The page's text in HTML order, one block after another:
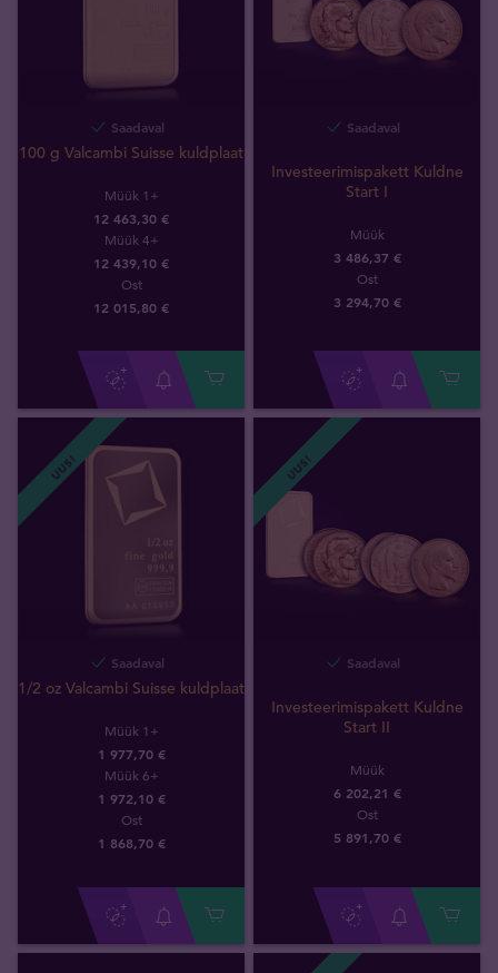
Saadaval
100 g Valcambi Suisse kuldplaat
Müük 1+
12 463,30 €
Müük 4+
12 439,10 €
Ost
12 015,80 €
Saadaval
Investeerimispakett Kuldne
Start I
Müük
3 486,37 €
Ost
3 294,70 €
UUS!
Saadaval
1/2 oz Valcambi Suisse kuldplaat
Müük 1+
1 977,70 €
Müük 6+
1 972,10 €
Ost
1 868,70 €
UUS!
Saadaval
Investeerimispakett Kuldne
Start II
Müük
6 202,21 €
Ost
5 891,70 €